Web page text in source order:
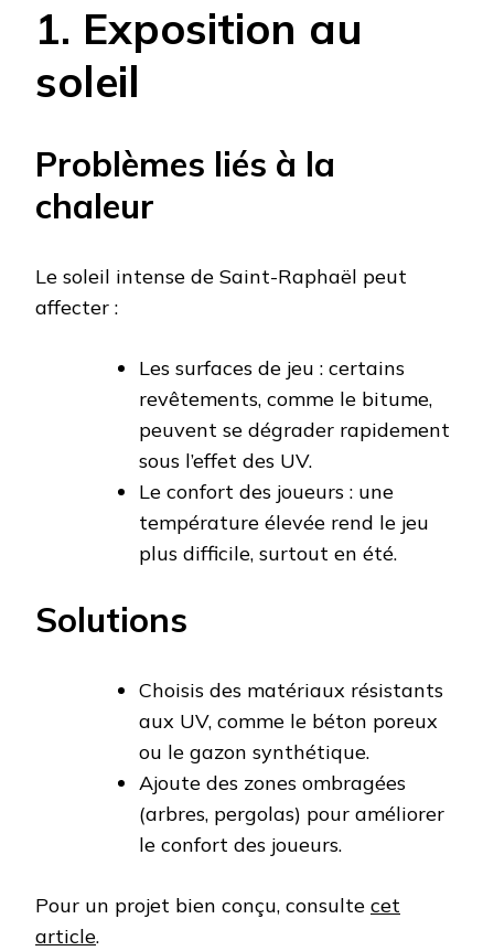
1. Exposition au
soleil
Problèmes liés à la
chaleur
Le soleil intense de Saint-Raphaël peut
affecter :
Les surfaces de jeu : certains
revêtements, comme le bitume,
peuvent se dégrader rapidement
sous l’effet des UV.
Le confort des joueurs : une
température élevée rend le jeu
plus difficile, surtout en été.
Solutions
Choisis des matériaux résistants
aux UV, comme le béton poreux
ou le gazon synthétique.
Ajoute des zones ombragées
(arbres, pergolas) pour améliorer
le confort des joueurs.
Pour un projet bien conçu, consulte cet
article.